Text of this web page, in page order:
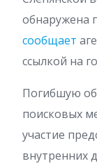
обнаружена
сообщает
ссылкой на
Погибшую
поисковых
участие
внутренних